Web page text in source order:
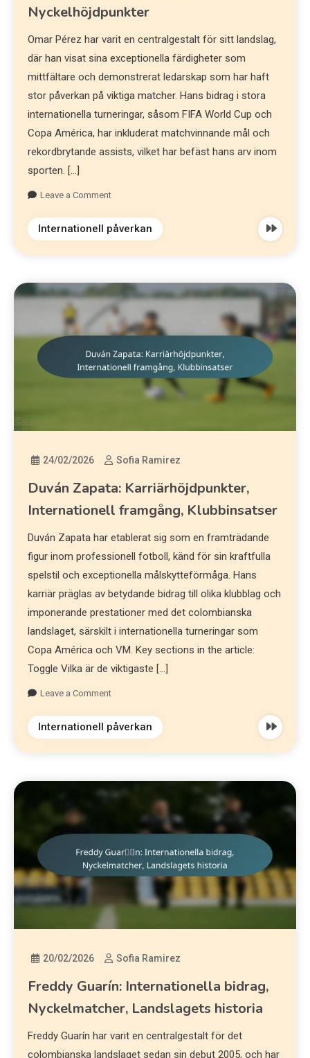
Nyckelhöjdpunkter
Omar Pérez har varit en centralgestalt för sitt landslag,
där han visat sina exceptionella färdigheter som
mittfältare och demonstrerat ledarskap som har haft
stor påverkan på viktiga matcher. Hans bidrag i stora
internationella turneringar, såsom FIFA World Cup och
Copa América, har inkluderat matchvinnande mål och
rekordbrytande assists, vilket har befäst hans arv inom
sporten. […]
Leave a Comment
Internationell påverkan
24/02/2026 Sofia Ramirez
Duván Zapata: Karriärhöjdpunkter,
Internationell framgång, Klubbinsatser
Duván Zapata har etablerat sig som en framträdande
figur inom professionell fotboll, känd för sin kraftfulla
spelstil och exceptionella målskytteförmåga. Hans
karriär präglas av betydande bidrag till olika klubblag och
imponerande prestationer med det colombianska
landslaget, särskilt i internationella turneringar som
Copa América och VM. Key sections in the article:
Toggle Vilka är de viktigaste […]
Leave a Comment
Internationell påverkan
20/02/2026 Sofia Ramirez
Freddy Guarín: Internationella bidrag,
Nyckelmatcher, Landslagets historia
Freddy Guarín har varit en centralgestalt för det
colombianska landslaget sedan sin debut 2005, och har